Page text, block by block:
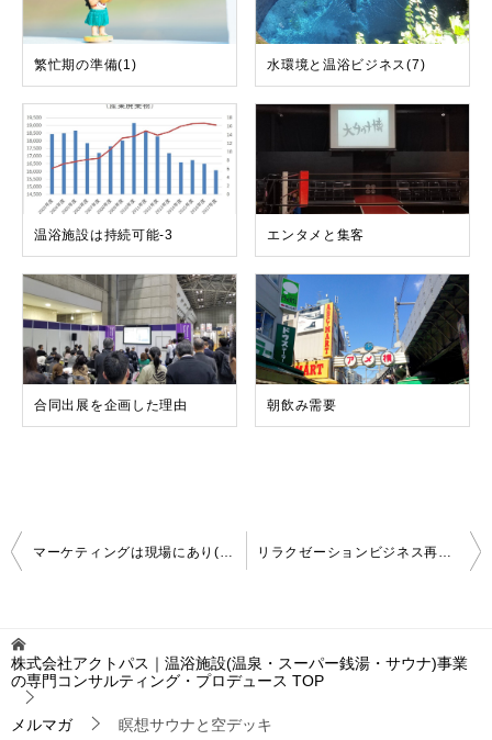
繁忙期の準備(1) 水環境と温浴ビジネス(7)
温浴施設は持続可能-3 エンタメと集客
合同出展を企画した理由 朝飲み需要
投
稿
ゲ
ー
シ
ョ
マーケティングは現場にあり(２) リラクゼーションビジネス再構築
株式会社アクトパス｜温浴施設(温泉・スーパー銭湯・サウナ)事業
の専門コンサルティング・プロデュース TOP
メルマガ 瞑想サウナと空デッキ